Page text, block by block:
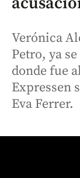
Verónica
Petro, ya
donde fue
Expressen
Eva Ferrer.